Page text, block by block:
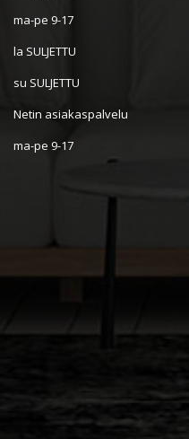
ma-pe 9-17
la SULJETTU
su SULJETTU
Netin asiakaspalvelu
ma-pe 9-17